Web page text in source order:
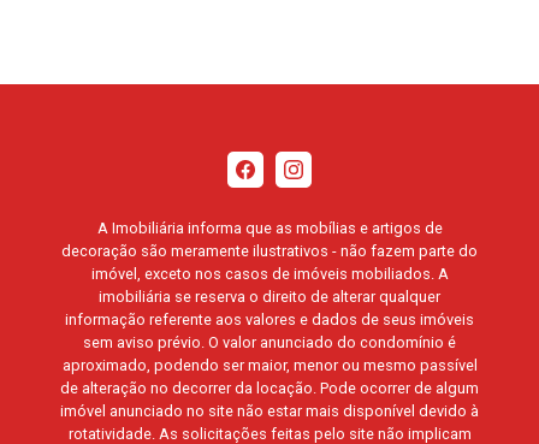
A Imobiliária informa que as mobílias e artigos de
decoração são meramente ilustrativos - não fazem parte do
imóvel, exceto nos casos de imóveis mobiliados. A
imobiliária se reserva o direito de alterar qualquer
informação referente aos valores e dados de seus imóveis
sem aviso prévio. O valor anunciado do condomínio é
aproximado, podendo ser maior, menor ou mesmo passível
de alteração no decorrer da locação. Pode ocorrer de algum
imóvel anunciado no site não estar mais disponível devido à
rotatividade. As solicitações feitas pelo site não implicam